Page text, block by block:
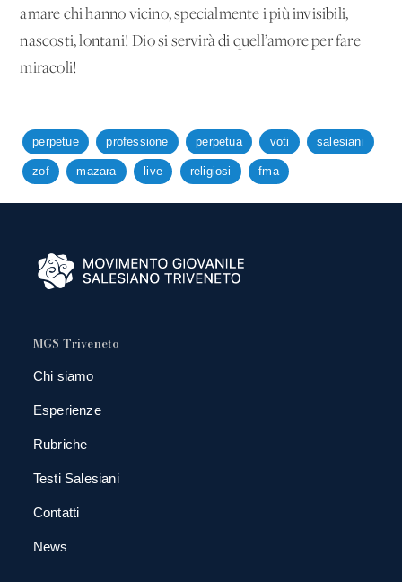
amare chi hanno vicino, specialmente i più invisibili,
nascosti, lontani! Dio si servirà di quell’amore per fare
miracoli!
perpetue professione perpetua voti salesiani
zof mazara live religiosi fma
MGS Triveneto
Chi siamo
Esperienze
Rubriche
Testi Salesiani
Contatti
News